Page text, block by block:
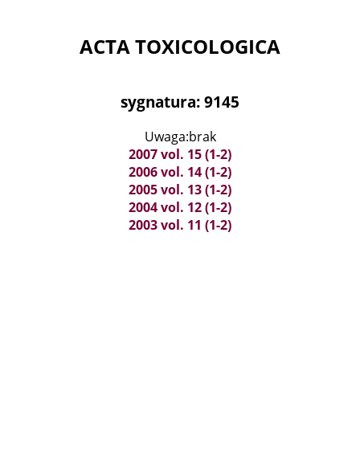
ACTA TOXICOLOGICA
sygnatura: 9145
Uwaga:brak
2007 vol. 15 (1-2)
2006 vol. 14 (1-2)
2005 vol. 13 (1-2)
2004 vol. 12 (1-2)
2003 vol. 11 (1-2)